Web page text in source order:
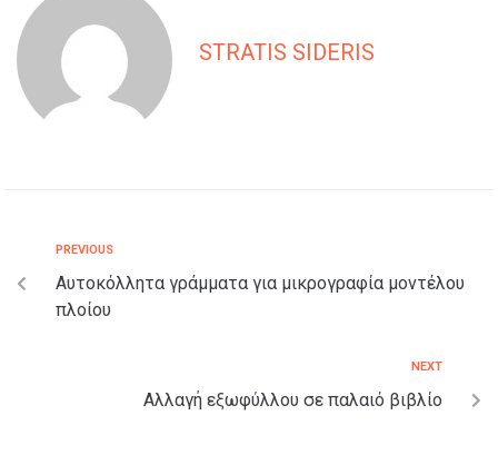
STRATIS SIDERIS
PREVIOUS
Αυτοκόλλητα γράμματα για μικρογραφία μοντέλου
πλοίου
NEXT
Αλλαγή εξωφύλλου σε παλαιό βιβλίο